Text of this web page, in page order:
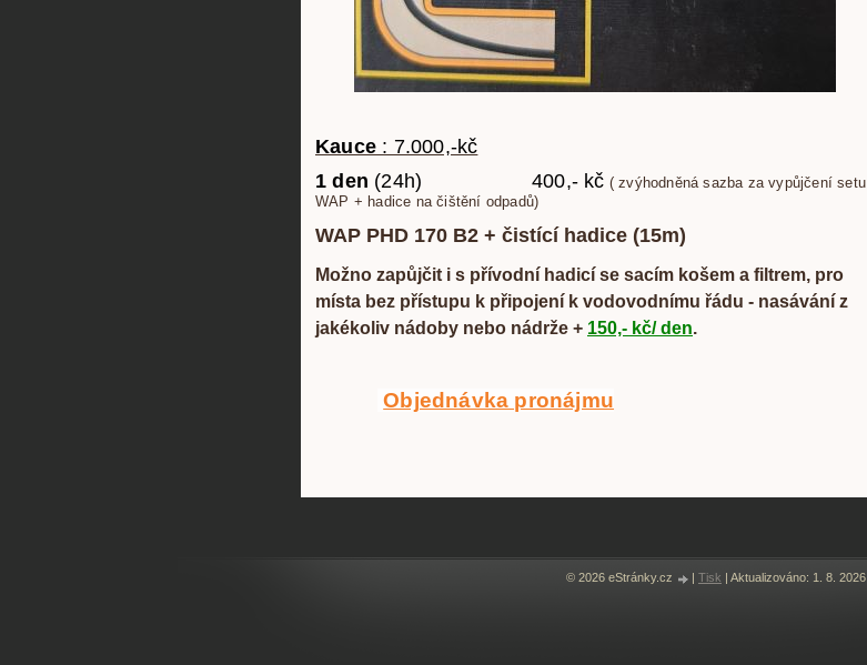
Kauce : 7.000,-kč
1 den (24h) 400,- kč ( zvýhodněná sazba za vypůjčení setu
WAP + hadice na čištění odpadů)
WAP PHD 170 B2 + čistící hadice (15m)
Možno zapůjčit i s přívodní hadicí se sacím košem a filtrem, pro
místa bez přístupu k připojení k vodovodnímu řádu - nasávání z
jakékoliv nádoby nebo nádrže + 150,- kč/ den.
Objednávka pronájmu
© 2026 eStránky.cz Tisk Aktualizováno: 1. 8. 2026